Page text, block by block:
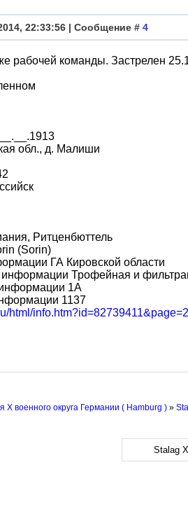
22:33:56 | Сообщение # 4
рабочей команды. Застрелен
обл., д. Малиши
Ритценбюттель
(Sorin)
ГА Кировской области
Трофейная и
1А
1137
html/info.htm?id=82739411&page=2
X военного округа Германии ( Hamburg ) »